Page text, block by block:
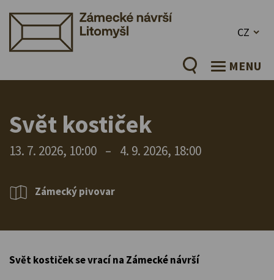
CZ
MENU
Svět kostiček
13. 7. 2026, 10:00 – 4. 9. 2026, 18:00
Zámecký pivovar
Svět kostiček se vrací na Zámecké návrší